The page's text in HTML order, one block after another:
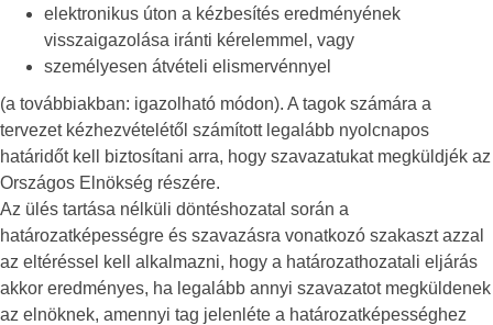
elektronikus úton a kézbesítés eredményének
visszaigazolása iránti kérelemmel, vagy
személyesen átvételi elismervénnyel
(a továbbiakban: igazolható módon). A tagok számára a
tervezet kézhezvételétől számított legalább nyolcnapos
határidőt kell biztosítani arra, hogy szavazatukat megküldjék az
Országos Elnökség részére.
Az ülés tartása nélküli döntéshozatal során a
határozatképességre és szavazásra vonatkozó szakaszt azzal
az eltéréssel kell alkalmazni, hogy a határozathozatali eljárás
akkor eredményes, ha legalább annyi szavazatot megküldenek
az elnöknek, amennyi tag jelenléte a határozatképességhez